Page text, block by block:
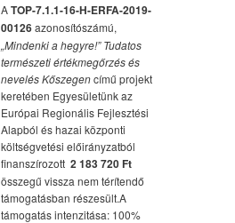
ATOP-7.1.1-16-H-ERFA-2019-
00126azonosítószámú,
„Mindenki a hegyre!” Tudatos
természeti értékmegőrzés és
nevelés Kőszegencímű projekt
keretében Egyesületünk az
Európai Regionális Fejlesztési
Alapból és hazai központi
költségvetési előirányzatból
finanszírozott 2 183 720 Ft
összegű vissza nem térítendő
támogatásban részesült.A
támogatás intenzitása: 100%